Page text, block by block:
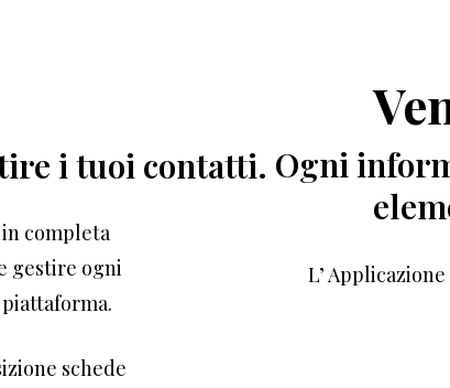
i tuoi contatti.
completa
gestire ogni
schede
Ogni
L’